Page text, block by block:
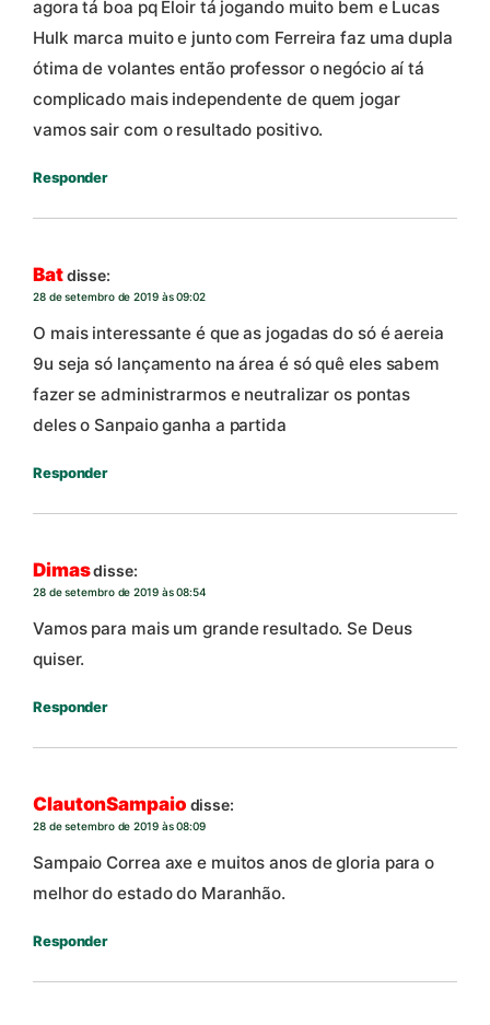
agora tá boa pq Eloir tá jogando muito bem e Lucas
Hulk marca muito e junto com Ferreira faz uma dupla
ótima de volantes então professor o negócio aí tá
complicado mais independente de quem jogar
vamos sair com o resultado positivo.
Responder
Batdisse:
28 de setembro de 2019 às 09:02
O mais interessante é que as jogadas do só é aereia
9u seja só lançamento na área é só quê eles sabem
fazer se administrarmos e neutralizar os pontas
deles o Sanpaio ganha a partida
Responder
Dimasdisse:
28 de setembro de 2019 às 08:54
Vamos para mais um grande resultado. Se Deus
quiser.
Responder
ClautonSampaio disse:
28 de setembro de 2019 às 08:09
Sampaio Correa axe e muitos anos de gloria para o
melhor do estado do Maranhão.
Responder